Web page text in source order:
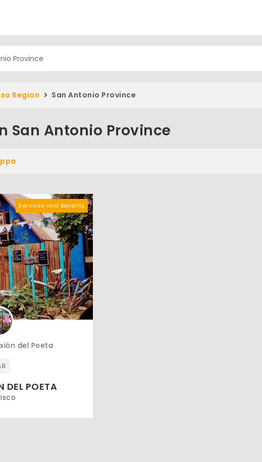
Region San Antonio Province
San Antonio Province
del Poeta
DEL POETA
Services and Benefits